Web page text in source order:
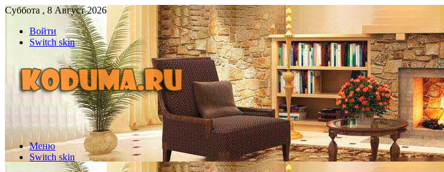
Суббота , 8 Август 2026
Войти
Switch skin
Меню
Switch skin